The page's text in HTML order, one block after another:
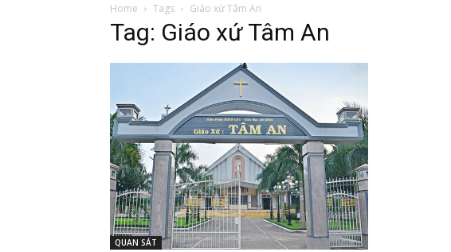
Home Tags Giáo xứ Tâm An
Tag: Giáo xứ Tâm An
QUAN SÁT